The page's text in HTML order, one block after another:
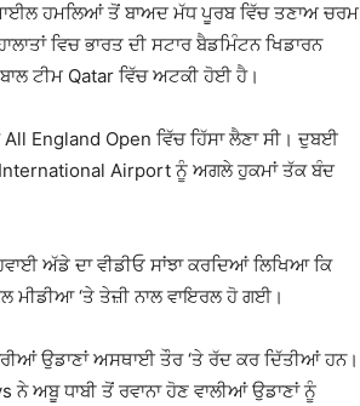
ਹਮਲਿਆਂ ਤੋਂ ਬਾਅਦ ਮੱਧ ਪੂਰਬ ਵਿੱਚ ਤਣਾਅ ਚਰਮ
ਵਿਚ ਭਾਰਤ ਦੀ ਸਟਾਰ ਬੈਡਮਿੰਟਨ ਖਿਡਾਰਨ
ਟੀਮ Qatar ਵਿੱਚ ਅਟਕੀ ਹੋਈ ਹੈ।
All England Open ਵਿੱਚ ਹਿੱਸਾ ਲੈਣਾ ਸੀ। ਦੁਬਈ
Airportਨੂੰ ਅਗਲੇ ਹੁਕਮਾਂ ਤੱਕ ਬੰਦ
ਅੱਡੇ ਦਾ ਵੀਡੀਓ ਸਾਂਝਾ ਕਰਦਿਆਂ ਲਿਖਿਆ ਕਿ
‘ਤੇ ਤੇਜ਼ੀ ਨਾਲ ਵਾਇਰਲ ਹੋ ਗਈ।
ਉਡਾਣਾਂ ਅਸਥਾਈ ਤੌਰ ‘ਤੇ ਰੱਦ ਕਰ ਦਿੱਤੀਆਂ ਹਨ।
ਨੇ ਅਬੂ ਧਾਬੀ ਤੋਂ ਰਵਾਨਾ ਹੋਣ ਵਾਲੀਆਂ ਉਡਾਣਾਂ ਨੂੰ